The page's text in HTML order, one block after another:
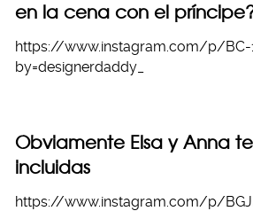
en la cena con el
https://www.instagram.com/p/BC-
by=designerdaddy_
Obviamente Elsa y Anna
incluidas
https://www.instagram.com/p/